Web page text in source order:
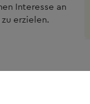
Interesse an
erzielen.